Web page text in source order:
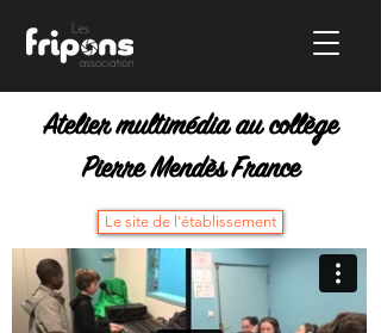
Atelier multimédia au collège
Pierre Mendès France
Le site de l'établissement